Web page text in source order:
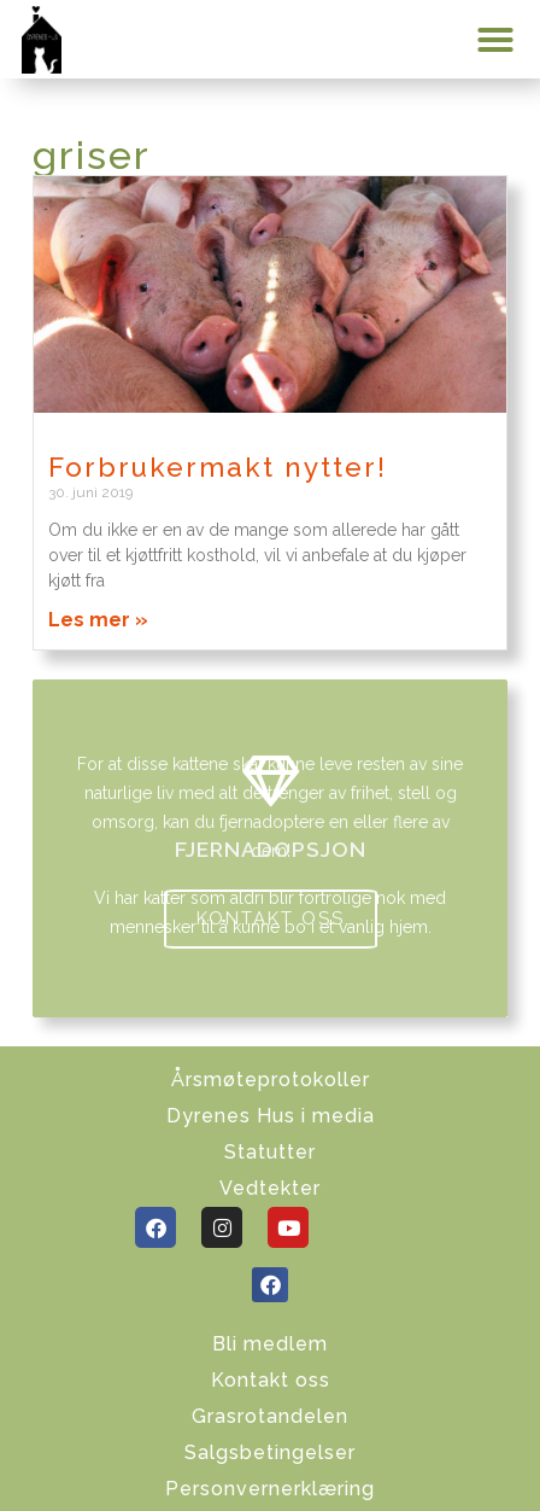
griser
Forbrukermakt nytter!
30. juni 2019
Om du ikke er en av de mange som allerede har gått
over til et kjøttfritt kosthold, vil vi anbefale at du kjøper
kjøtt fra
Les mer »
FJERNADOPSJON
Vi har katter som aldri blir fortrolige nok med
mennesker til å kunne bo i et vanlig hjem.
For at disse kattene skal kunne leve resten av sine
naturlige liv med alt de trenger av frihet, stell og
omsorg, kan du fjernadoptere en eller flere av
dem!
KONTAKT OSS
Årsmøteprotokoller
Dyrenes Hus i media
Statutter
Vedtekter
Bli medlem
Kontakt oss
Grasrotandelen
Salgsbetingelser
Personvernerklæring